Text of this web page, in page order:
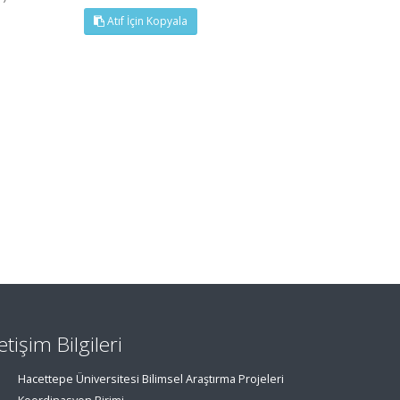
Atıf İçin Kopyala
Bilgileri
Hacettepe Üniversitesi Bilimsel Araştırma Projeleri